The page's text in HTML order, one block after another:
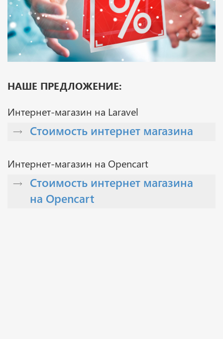
НАШЕ ПРЕДЛОЖЕНИЕ:
Интернет-магазин на Laravel
Стоимость интернет магазина
Интернет-магазин на Opencart
Стоимость интернет магазина
на Opencart